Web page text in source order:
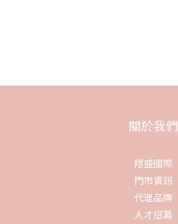
關於我們
翔盛國際
門市資訊
代理品牌
人才招募